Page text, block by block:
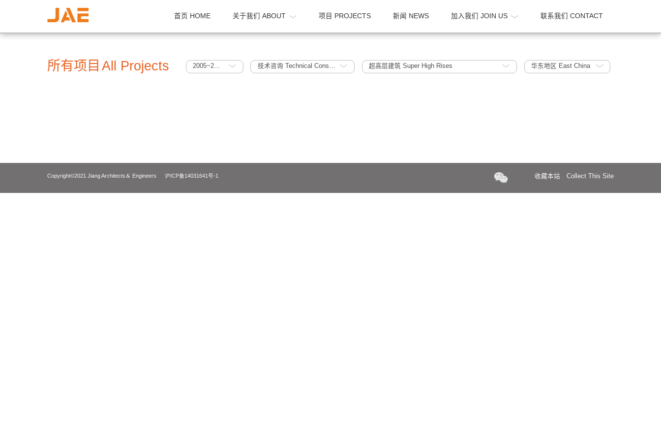
首页 HOME 关于我们 ABOUT 项目 PROJECTS 新闻 NEWS 加入我们 JOIN US 联系我们
所有项目All Projects 2005~2010 技术咨询 Technical Consultation 超高层建筑 Super High Rises 华东地区 East China
Copyright©2021 Jiang Architects＆ Engineers 沪ICP备14031641号-1